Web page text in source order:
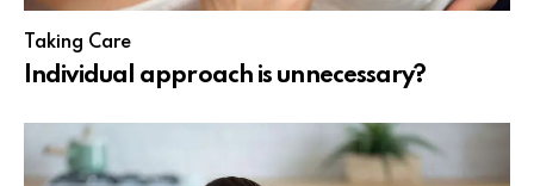
Taking Care
Individual approach is unnecessary?